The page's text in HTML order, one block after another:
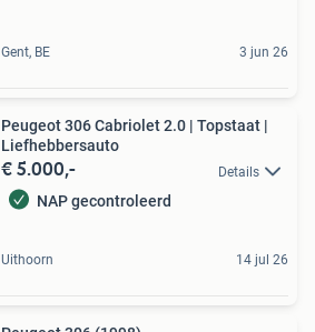
Gent, BE 3 jun 26
Peugeot 306 Cabriolet 2.0 | Topstaat |
Liefhebbersauto
€ 5.000,- Details
NAP gecontroleerd
Uithoorn 14 jul 26